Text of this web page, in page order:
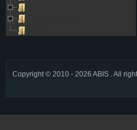
Copyright © 2010 - 2026 ABIS . All